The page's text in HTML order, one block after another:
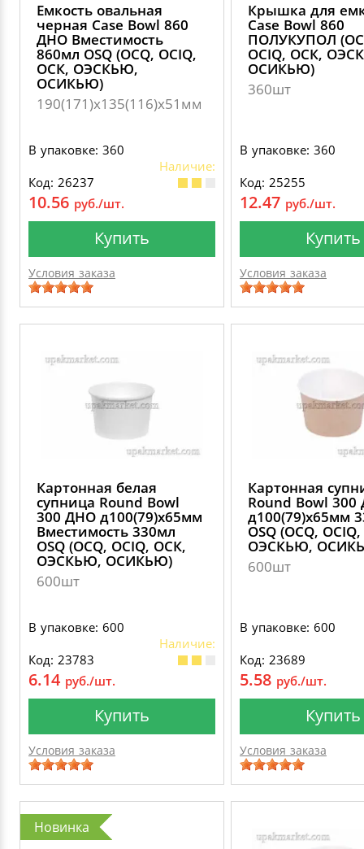
Емкость овальная
черная Case Bowl 860
ДНО Вместимость
860мл OSQ (OCQ, OCIQ,
ОСК, ОЭСКЬЮ,
ОСИКЬЮ)
190(171)х135(116)x51мм
В упаковке: 360
Наличие:
Код: 26237
10.56 руб./шт.
Купить
Условия заказа
Крышка для
Case Bowl 860
ПОЛУКУПОЛ
OCIQ, ОСК,
ОСИКЬЮ)
360шт
В упаковке: 360
Код: 25255
12.47 руб./шт.
Купить
Условия заказа
Картонная белая
супница Round Bowl
300 ДНО д100(79)х65мм
Вместимость 330мл
OSQ (OCQ, OCIQ, ОСК,
ОЭСКЬЮ, ОСИКЬЮ)
600шт
В упаковке: 600
Наличие:
Код: 23783
6.14 руб./шт.
Купить
Условия заказа
Картонная
Round Bowl
д100(79)х65мм
OSQ (OCQ,
ОЭСКЬЮ,
600шт
В упаковке: 600
Код: 23689
5.58 руб./шт.
Купить
Условия заказа
Новинка